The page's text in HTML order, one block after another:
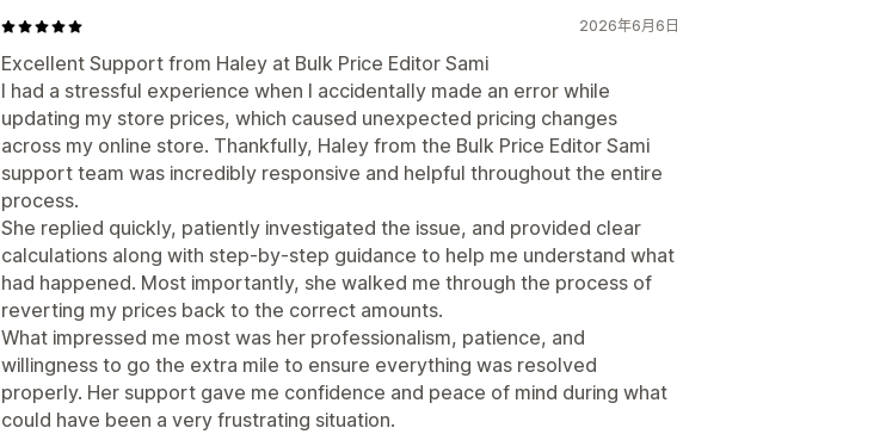
2026年6月6日
Excellent Support from Haley at Bulk Price Editor Sami
I had a stressful experience when I accidentally made an error while
updating my store prices, which caused unexpected pricing changes
across my online store. Thankfully, Haley from the Bulk Price Editor Sami
support team was incredibly responsive and helpful throughout the entire
process.
She replied quickly, patiently investigated the issue, and provided clear
calculations along with step-by-step guidance to help me understand what
had happened. Most importantly, she walked me through the process of
reverting my prices back to the correct amounts.
What impressed me most was her professionalism, patience, and
willingness to go the extra mile to ensure everything was resolved
properly. Her support gave me confidence and peace of mind during what
could have been a very frustrating situation.